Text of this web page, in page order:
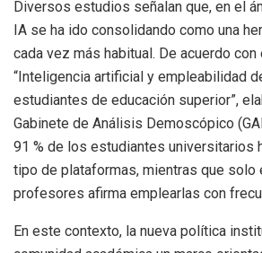
Diversos estudios señalan que, en el
IA se ha ido consolidando como una
cada vez más habitual. De acuerdo
“Inteligencia artificial y empleabilidad
estudiantes de educación superior”,
Gabinete de Análisis Demoscópico
91 % de los estudiantes universitarios
tipo de plataformas, mientras que solo
profesores afirma emplearlas con
En este contexto, la nueva política